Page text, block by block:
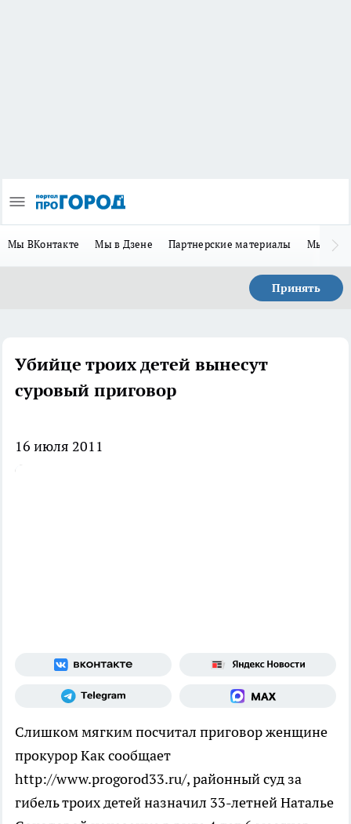
Мы ВКонтакте Мы в Дзене Партнерские материалы Мы в
Принять
Убийце троих детей вынесут
суровый приговор
16 июля 2011
Слишком мягким посчитал приговор женщине
прокурорКак сообщает
http://www.progorod33.ru/, районный суд за
гибель троих детей назначил 33-летней Наталье